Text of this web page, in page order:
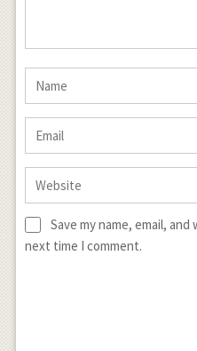
Save my name, email,
next time I comment.